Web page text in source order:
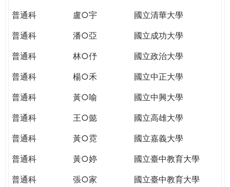
格。
WAGOR
r
e
普通科
盧○宇
國立清華大學
普通科
潘○亞
國立成功大學
普通科
林○伃
國立政治大學
普通科
楊○禾
國立中正大學
普通科
黃○喻
國立中興大學
普通科
王○懿
國立高雄大學
普通科
黃○霓
國立嘉義大學
普通科
黃○婷
國立臺中教育大學
普通科
張○家
國立臺中教育大學